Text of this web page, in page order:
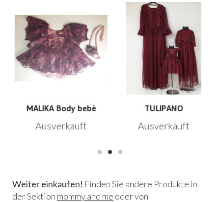
MALIKA Body bebè
Ausverkauft
TULIPANO
Ausverkauft
Weiter einkaufen! Finden Sie andere Produkte in
der Sektion mommy and me oder von